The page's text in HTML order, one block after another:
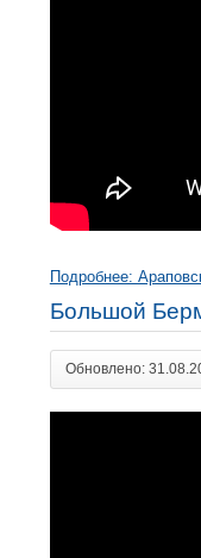
Подробнее:
Большой
Обновлено: